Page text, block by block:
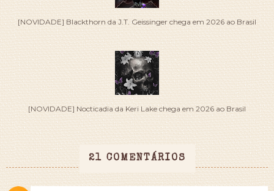
[NOVIDADE] Blackthorn da J.T. Geissinger chega em 2026 ao Brasil
[NOVIDADE] Nocticadia da Keri Lake chega em 2026 ao Brasil
21 COMENTÁRIOS